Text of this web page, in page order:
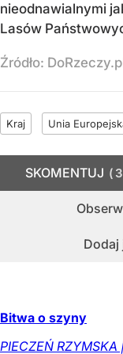
nieodnawialnymi
Lasów
Źródło:
Kraj Unia
Dodaj
SKOMENTUJ
Bitwa o szyny
PIECZEŃ